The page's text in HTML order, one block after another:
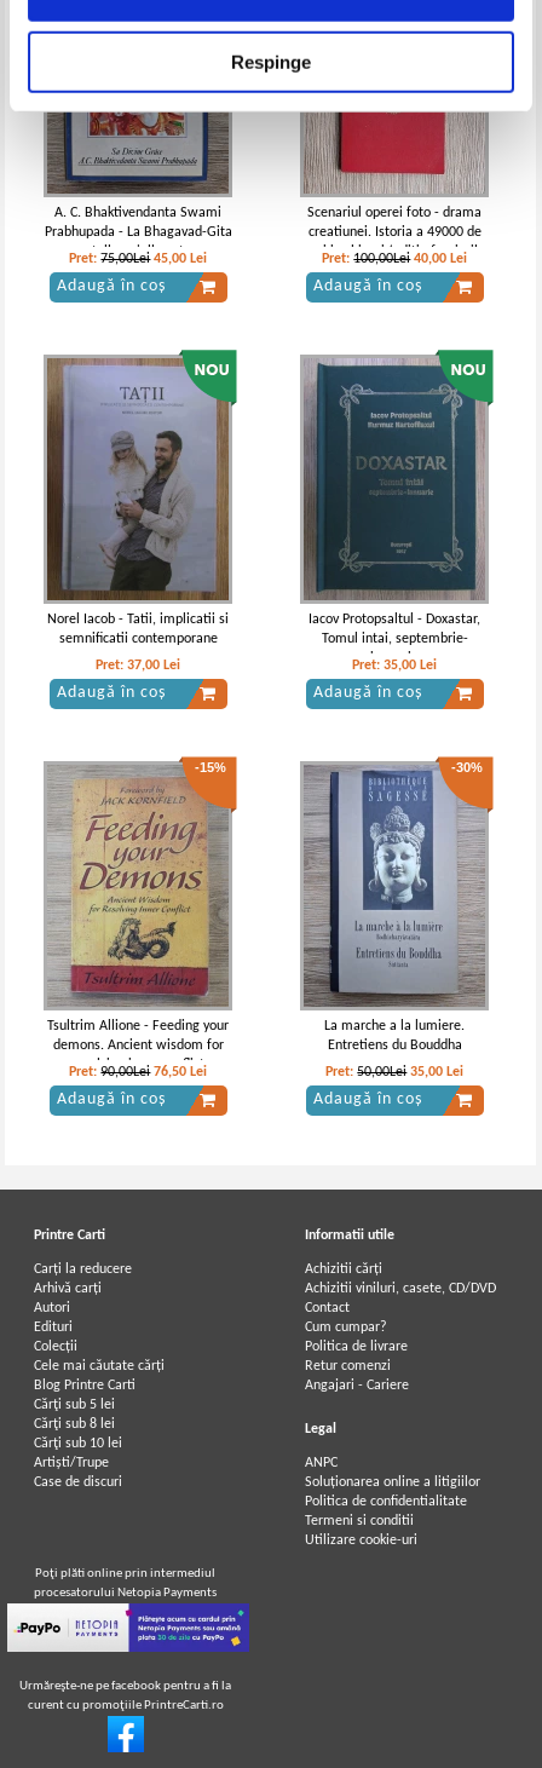
Respinge
A. C. Bhaktivendanta Swami
Prabhupada - La Bhagavad-Gita
telle qu'elle est
Pret:75,00Lei 45,00 Lei
Adaugă în coș
Scenariul operei foto - drama
creatiunei. Istoria a 49000 de
ani in chipuri (editie facsimil,
1924)
Pret:100,00Lei 40,00 Lei
Adaugă în coș
Norel Iacob - Tatii, implicatii si
semnificatii contemporane
Pret:37,00 Lei
Adaugă în coș
Iacov Protopsaltul - Doxastar,
Tomul intai, septembrie-
ianuarie
Pret:35,00 Lei
Adaugă în coș
-15%
Tsultrim Allione - Feeding your
demons. Ancient wisdom for
resolving inner conflict
Pret:90,00Lei 76,50 Lei
Adaugă în coș
-30%
La marche a la lumiere.
Entretiens du Bouddha
Pret:50,00Lei 35,00 Lei
Adaugă în coș
Printre Carti
Carți la reducere
Arhivă carți
Autori
Edituri
Colecții
Cele mai căutate cărți
Blog Printre Carti
Cărţi sub 5 lei
Cărţi sub 8 lei
Cărţi sub 10 lei
Artiști/Trupe
Case de discuri
Informatii utile
Achizitii cărți
Achizitii viniluri, casete, CD/DVD
Contact
Cum cumpar?
Politica de livrare
Retur comenzi
Angajari - Cariere
Legal
ANPC
Soluționarea online a litigiilor
Politica de confidentialitate
Termeni si conditii
Utilizare cookie-uri
Poţi plăti online prin intermediul
procesatorului Netopia Payments
Urmăreşte-ne pe facebook pentru a fi la
curent cu promoţiile PrintreCarti.ro